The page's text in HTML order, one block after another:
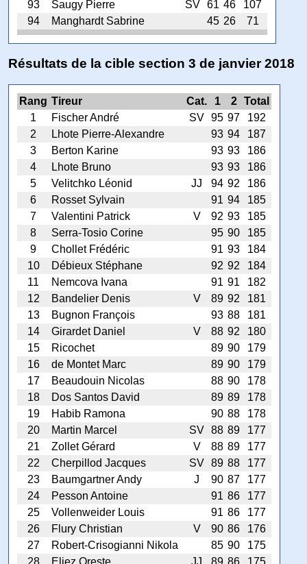
93
Saugy Pierre SV 61 46
107
94
Manghardt Sabrine 45 26 71
Résultats de la cible section 3 de janvier 2018
Rang Tireur Cat. 1 2
Total
1
Fischer André SV 95 97
192
2
Lhote Pierre-Alexandre 93 94
187
3
Berton Karine 93 93
186
4
Lhote Bruno 93 93
186
5
Velitchko Léonid JJ 94 92
186
6
Rosset Sylvain 91 94
185
7
Valentini Patrick V 92 93
185
8
Serra-Tosio Corine 95 90
185
9
Chollet Frédéric 91 93
184
10
Débieux Stéphane 92 92
184
11
Nemcova Ivana 91 91
182
12
Bandelier Denis V 89 92
181
13
Bugnon François 93 88
181
14
Girardet Daniel V 88 92
180
15
Ricochet 89 90
179
16
de Montet Marc 89 90
179
17
Beaudouin Nicolas 88 90
178
18
Dos Santos David 89 89
178
19
Habib Ramona 90 88
178
20
Martin Marcel SV 88 89
177
21
Zollet Gérard V 88 89
177
22
Cherpillod Jacques SV 89 88
177
23
Baumgartner Andy J 90 87
177
24
Pesson Antoine 91 86
177
25
Vollenweider Louis 91 86
177
26
Flury Christian V 90 86
176
27
Robert-Crisogianni Nikola 85 90
175